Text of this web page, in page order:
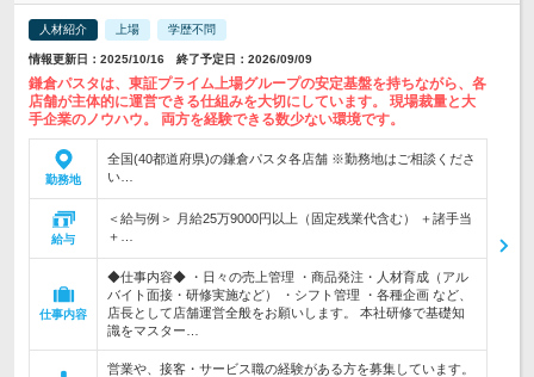
人材紹介 上場 学歴不問
情報更新日：2025/10/16 終了予定日：2026/09/09
鎌倉パスタは、東証プライム上場グループの安定基盤を持ちながら、各
店舗が主体的に運営できる仕組みを大切にしています。 現場裁量と大
手企業のノウハウ。 両方を経験できる数少ない環境です。
勤務地
全国(40都道府県)の鎌倉パスタ各店舗 ※勤務地はご相談くださ
い…
給与
＜給与例＞ 月給25万9000円以上（固定残業代含む） ＋諸手当
＋…
仕事内容
◆仕事内容◆ ・日々の売上管理 ・商品発注・人材育成（アル
バイト面接・研修実施など） ・シフト管理 ・各種企画 など、
店長として店舗運営全般をお願いします。 本社研修で基礎知
識をマスター…
営業や、接客・サービス職の経験がある方を募集しています。